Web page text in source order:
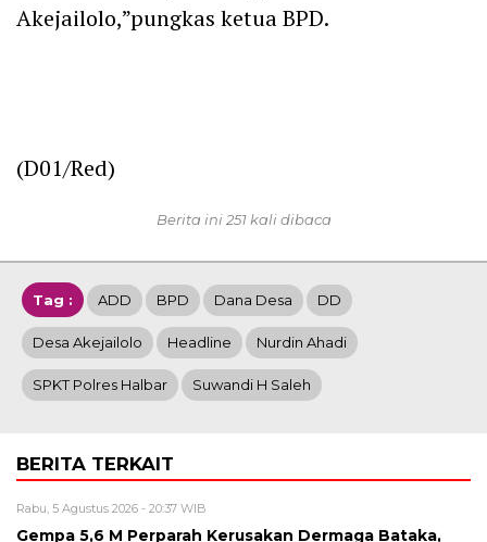
Akejailolo,”pungkas ketua BPD.
(D01/Red)
Berita ini 251 kali dibaca
Tag : ADD BPD Dana Desa DD
Desa Akejailolo Headline Nurdin Ahadi
SPKT Polres Halbar Suwandi H Saleh
BERITA TERKAIT
Rabu, 5 Agustus 2026 - 20:37 WIB
Gempa 5,6 M Perparah Kerusakan Dermaga Bataka,